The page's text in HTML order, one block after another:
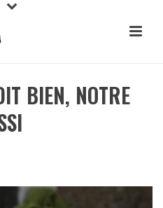
BIEN, NOTRE